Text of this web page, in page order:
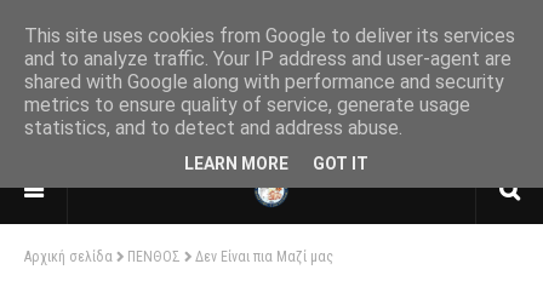
ΕΝΩΣΗ ΑΠΟΣΤΡΑΤΩΝ ΑΞΙΩΜΑΤΙΚΩΝ
ΑΕΡΟΠΟΡΙΑΣ
ΠΑΡΑΡΤΗΜΑ ΘΕΣΣΑΛΟΝΙΚΗΣ
Αρχική σελίδα ΠΕΝΘΟΣ Δεν Είναι πια Μαζί μας
This site uses cookies from Google to deliver its services
and to analyze traffic. Your IP address and user-agent are
shared with Google along with performance and security
metrics to ensure quality of service, generate usage
statistics, and to detect and address abuse.
LEARN MORE GOT IT